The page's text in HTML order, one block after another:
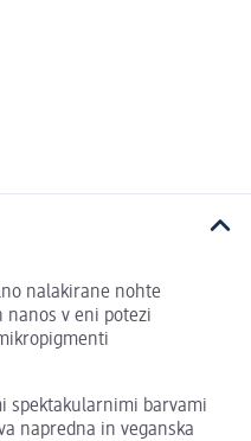
nalakirane nohte
nanos v eni potezi
spektakularnimi barvami
napredna in veganska